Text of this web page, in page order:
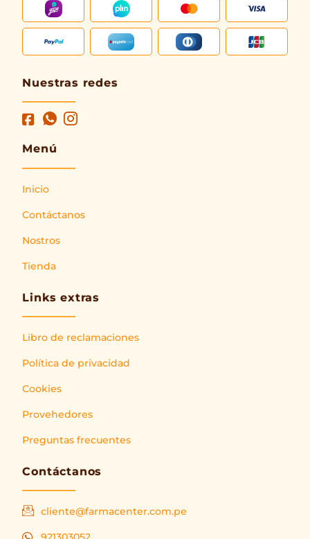
Nuestras redes
Menú
Inicio
Contáctanos
Nostros
Tienda
Links extras
Libro de reclamaciones
Política de privacidad
Cookies
Provehedores
Preguntas frecuentes
Contáctanos
cliente@farmacenter.com.pe